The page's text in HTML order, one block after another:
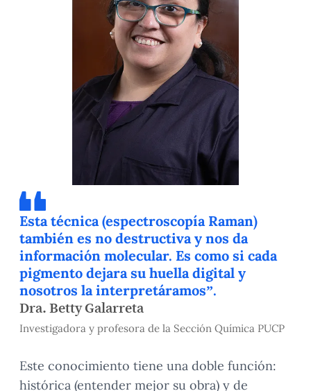
Esta técnica (espectroscopía Raman)
también es no destructiva y nos da
información molecular. Es como si cada
pigmento dejara su huella digital y
nosotros la interpretáramos”.
Dra. Betty Galarreta
Investigadora y profesora de la Sección Química PUCP
Este conocimiento tiene una doble función:
histórica (entender mejor su obra) y de